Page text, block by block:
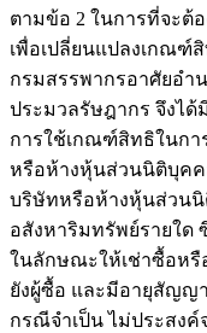
ตามข้อ 2 ในการที่จะต้
เพื่อเปลี่ยนแปลงเกณฑ์
กรมสรรพากรอาศัยอำ
ประมวลรัษฎากร จึงได้
การใช้เกณฑ์สิทธิในกา
หรือห้างหุ้นส่วนนิติบุคค
บริษัทหรือห้างหุ้นส่วน
อสังหาริมทรัพย์รายใด
ในลักษณะให้เช่าซื้อหรื
ยังผู้ซื้อ และมีอายุสัญญ
กรณีจำเป็น ไม่ประสง